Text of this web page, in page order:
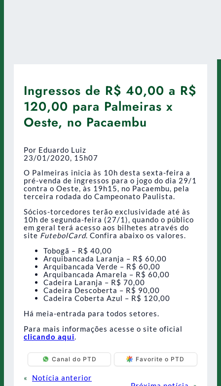
Ingressos de R$ 40,00 a R$
120,00 para Palmeiras x
Oeste, no Pacaembu
Por Eduardo Luiz
23/01/2020, 15h07
O Palmeiras inicia às 10h desta sexta-feira a
pré-venda de ingressos para o jogo do dia 29/1
contra o Oeste, às 19h15, no Pacaembu, pela
terceira rodada do Campeonato Paulista.
Sócios-torcedores terão exclusividade até às
10h de segunda-feira (27/1), quando o público
em geral terá acesso aos bilhetes através do
site FutebolCard. Confira abaixo os valores.
Tobogã – R$ 40,00
Arquibancada Laranja – R$ 60,00
Arquibancada Verde – R$ 60,00
Arquibancada Amarela – R$ 60,00
Cadeira Laranja – R$ 70,00
Cadeira Descoberta – R$ 90,00
Cadeira Coberta Azul – R$ 120,00
Há meia-entrada para todos setores.
Para mais informações acesse o site oficial
clicando aqui.
Canal do PTD Favorite o PTD
«
Notícia anterior